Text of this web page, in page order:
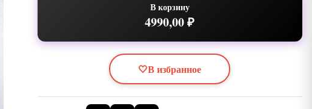
В корзину
4990,00 ₽
🤍В избранное